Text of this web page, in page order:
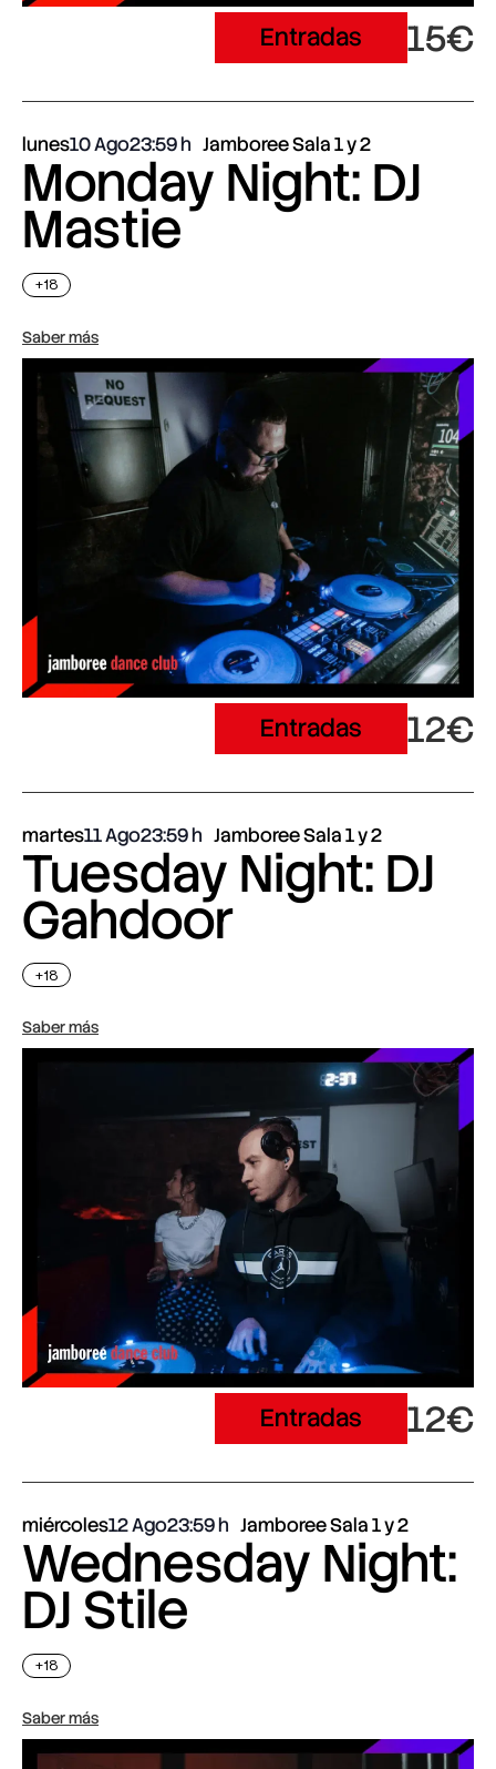
Entradas 15€
lunes10 Ago23:59 Jamboree Sala 1 y 2
Monday Night: DJ
Mastie
+18
Saber más
Entradas 12€
martes11 Ago23:59 Jamboree Sala 1 y 2
Tuesday Night: DJ
Gahdoor
+18
Saber más
Entradas 12€
miércoles12 Ago23:59 Jamboree Sala 1 y 2
Wednesday Night:
DJ Stile
+18
Saber más